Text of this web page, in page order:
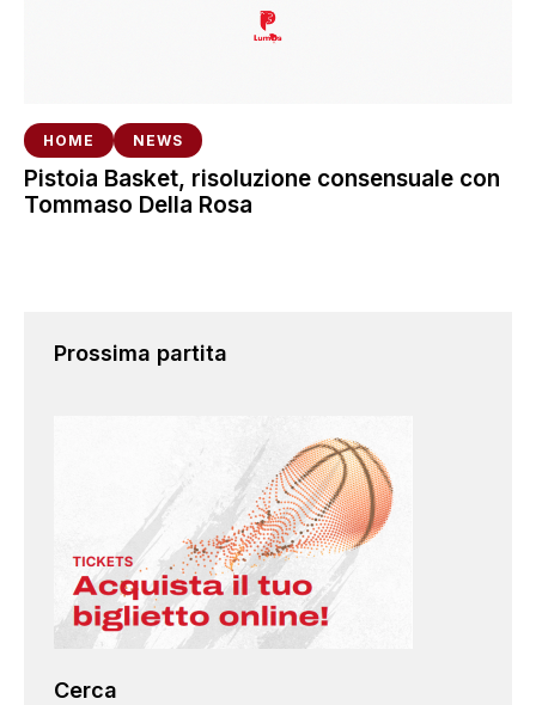
HOME NEWS
Pistoia Basket, risoluzione consensuale con
Tommaso Della Rosa
Prossima partita
Cerca